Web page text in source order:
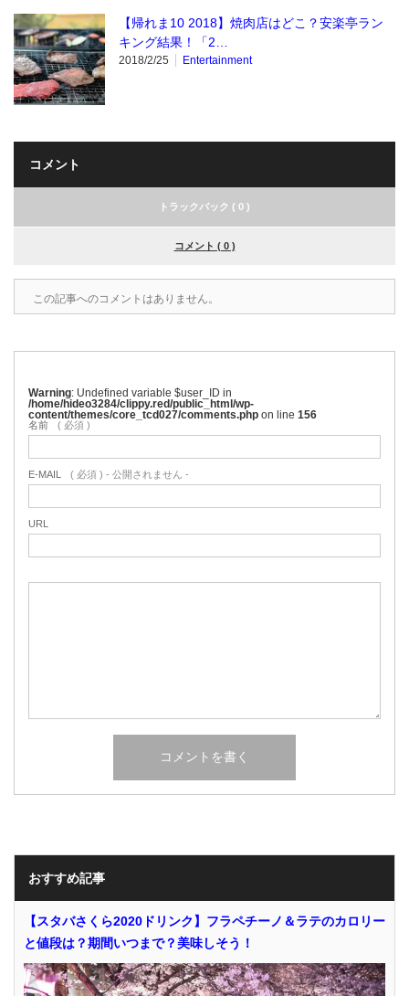
【帰れま10 2018】焼肉店はどこ？安楽亭ラン
キング結果！「2…
2018/2/25 Entertainment
コメント
トラックバック ( 0 )
コメント ( 0 )
この記事へのコメントはありません。
Warning : Undefined variable $user_ID in
/home/hideo3284/clippy.red/public_html/wp-
content/themes/core_tcd027/comments.php on line 156
名前 ( 必須 )
E-MAIL ( 必須 ) - 公開されません -
URL
おすすめ記事
【スタバさくら2020ドリンク】フラペチーノ＆ラテのカロリー
と値段は？期間いつまで？美味しそう！